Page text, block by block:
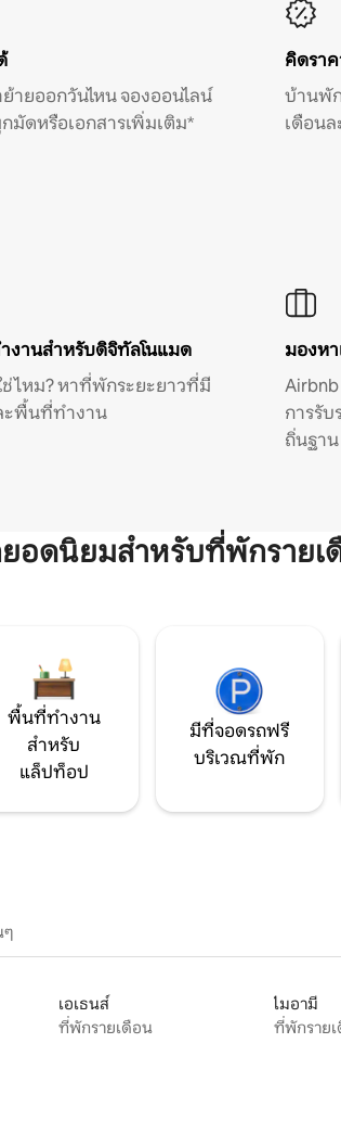
ย้ายออกวันไหน จองออนไลน์
มัดหรือเอกสารเพิ่มเติม*
คิดรา
บ้านพั
เดือน
งานสำหรับดิจิทัลโนแมด
ไหม? หาที่พักระยะยาวที่มี
ะพื้นที่ทำงาน
มองห
การรั
ถิ่นฐาน
อดนิยมสำหรับที่พักรายเ
พื้นที่ทำงาน
สำหรับ
แล็ปท็อป
มีที่จอดรถฟรี
บริเวณที่พัก
ๆ
เอเธนส์
ที่พักรายเดือน
ไมอามี
ที่พักราย